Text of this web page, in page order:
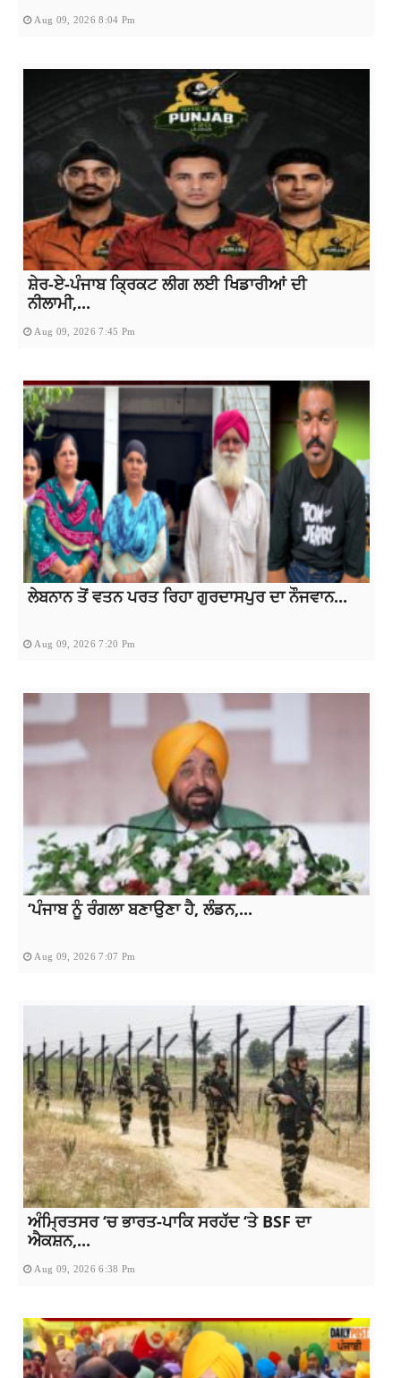
Aug 09, 2026 8:04 Pm
ਸ਼ੇਰ-ਏ-ਪੰਜਾਬ ਕ੍ਰਿਕਟ ਲੀਗ ਲਈ ਖਿਡਾਰੀਆਂ ਦੀ
ਨੀਲਾਮੀ,...
Aug 09, 2026 7:45 Pm
ਲੇਬਨਾਨ ਤੋਂ ਵਤਨ ਪਰਤ ਰਿਹਾ ਗੁਰਦਾਸਪੁਰ ਦਾ ਨੌਜਵਾਨ...
Aug 09, 2026 7:20 Pm
‘ਪੰਜਾਬ ਨੂੰ ਰੰਗਲਾ ਬਣਾਉਣਾ ਹੈ, ਲੰਡਨ,...
Aug 09, 2026 7:07 Pm
ਅੰਮ੍ਰਿਤਸਰ ‘ਚ ਭਾਰਤ-ਪਾਕਿ ਸਰਹੱਦ ‘ਤੇ BSF ਦਾ
ਐਕਸ਼ਨ,...
Aug 09, 2026 6:38 Pm